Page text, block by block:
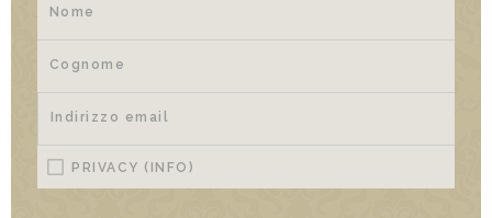
PRIVACY (INFO)